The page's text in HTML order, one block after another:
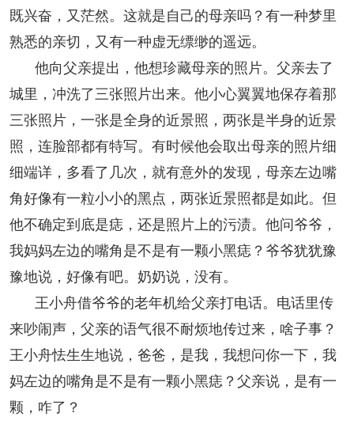
既兴奋，又茫然。这就是自己的母亲吗？有一种梦里
熟悉的亲切，又有一种虚无缥缈的遥远。
他向父亲提出，他想珍藏母亲的照片。父亲去了
城里，冲洗了三张照片出来。他小心翼翼地保存着那
三张照片，一张是全身的近景照，两张是半身的近景
照，连脸部都有特写。有时候他会取出母亲的照片细
细端详，多看了几次，就有意外的发现，母亲左边嘴
角好像有一粒小小的黑点，两张近景照都是如此。但
他不确定到底是痣，还是照片上的污渍。他问爷爷，
我妈妈左边的嘴角是不是有一颗小黑痣？爷爷犹犹豫
豫地说，好像有吧。奶奶说，没有。
王小舟借爷爷的老年机给父亲打电话。电话里传
来吵闹声，父亲的语气很不耐烦地传过来，啥子事？
王小舟怯生生地说，爸爸，是我，我想问你一下，我
妈左边的嘴角是不是有一颗小黑痣？父亲说，是有一
颗，咋了？